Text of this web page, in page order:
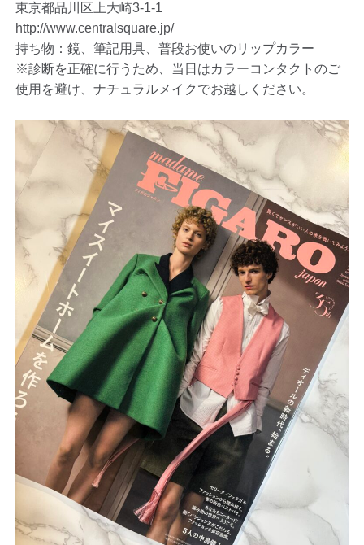
東京都品川区上大崎3-1-1
http://www.centralsquare.jp/
持ち物：鏡、筆記用具、普段お使いのリップカラー
※診断を正確に行うため、当日はカラーコンタクトのご
使用を避け、ナチュラルメイクでお越しください。